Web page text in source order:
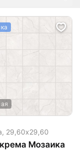
29,60х29,60
Мозаика